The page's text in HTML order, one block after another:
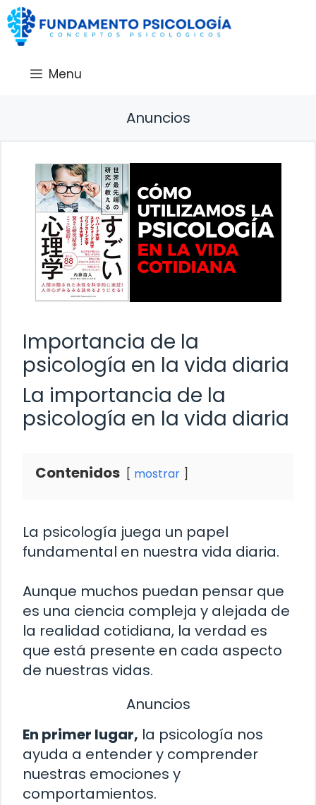
Saltar
al
contenido
Menu
Anuncios
Importancia de la
psicología en la vida diaria
La importancia de la
psicología en la vida diaria
Contenidos mostrar
La psicología juega un papel
fundamental en nuestra vida diaria.
Aunque muchos puedan pensar que
es una ciencia compleja y alejada de
la realidad cotidiana, la verdad es
que está presente en cada aspecto
de nuestras vidas.
Anuncios
En primer lugar, la psicología nos
ayuda a entender y comprender
nuestras emociones y
comportamientos.